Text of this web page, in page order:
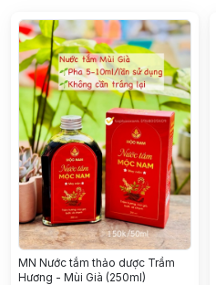
MN Nước tắm thảo dược Trầm
Hương - Mùi Già (250ml)